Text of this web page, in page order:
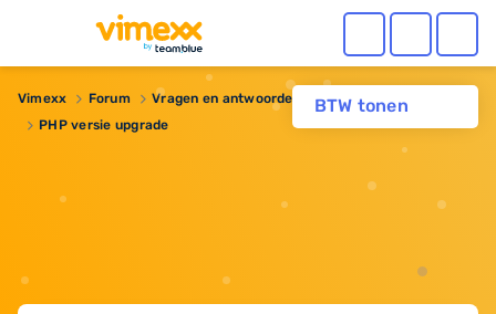
BTW tonen
Vimexx Forum Vragen en antwoorden
Webhosting
PHP versie upgrade